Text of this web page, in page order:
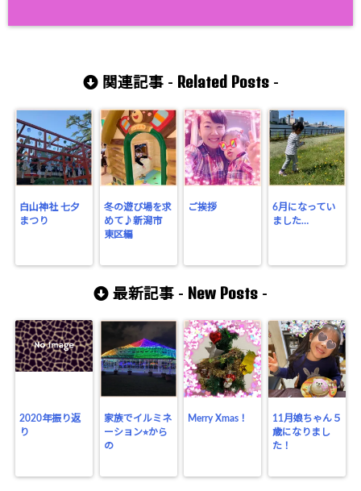
関連記事 - Related Posts-
白山神社 七夕
まつり
冬の遊び場を求
めて♪新潟市
東区編
ご挨拶
6月になってい
ました…
最新記事 - New Posts -
2020年振り返
り
家族でイルミネ
ーション⭐︎から
の
Merry Xmas！
11月娘ちゃん５
歳になりまし
た！